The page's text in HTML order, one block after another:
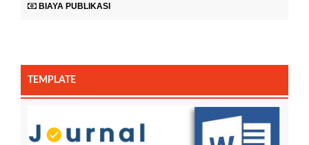
BIAYA PUBLIKASI
TEMPLATE